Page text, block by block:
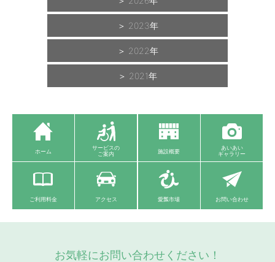
2023
2022
2021
ホーム
サービスの
ご案内
施設概要
あいあい
ギャラリー
ご利用料金 アクセス 愛瓢市場 お問い合わせ
お気軽にお問い合わせください！